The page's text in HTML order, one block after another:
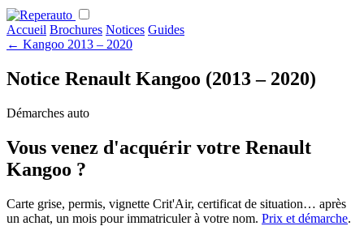
Accueil Brochures Notices Guides
← Kangoo 2013 – 2020
Notice Renault Kangoo (2013 – 2020)
Démarches auto
Vous venez d'acquérir votre Renault
Kangoo ?
Carte grise, permis, vignette Crit'Air, certificat de situation… après
un achat, un mois pour immatriculer à votre nom. Prix et démarche.